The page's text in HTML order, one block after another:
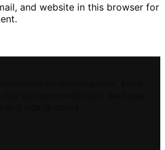
and website in this browser for